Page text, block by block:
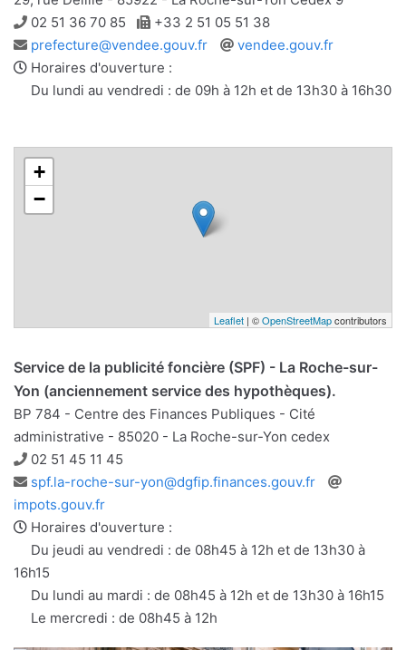
Téléphone
02 51 36 70 85 Télécopie
+33 2 51 05 51 38
Adresse
e-
mail
prefecture@vendee.gouv.fr
Site
vendee.gouv.fr
Horaires d'ouverture :
Du lundi au vendredi : de 09h à 12h et de 13h30 à 16h30
+
−
Leaflet | ©OpenStreetMapcontributors
Service de la publicité foncière (SPF) - La Roche-sur-
Yon (anciennement service des hypothèques).
BP 784 - Centre des Finances Publiques - Cité
administrative - 85020 - La Roche-sur-Yon cedex
Téléphone
02 51 45 11 45
Adresse
e-
mail
spf.la-roche-sur-yon@dgfip.finances.gouv.fr
impots.gouv.fr
Horaires d'ouverture :
Du jeudi au vendredi : de 08h45 à 12h et de 13h30 à
16h15
Du lundi au mardi : de 08h45 à 12h et de 13h30 à 16h15
Le mercredi : de 08h45 à 12h